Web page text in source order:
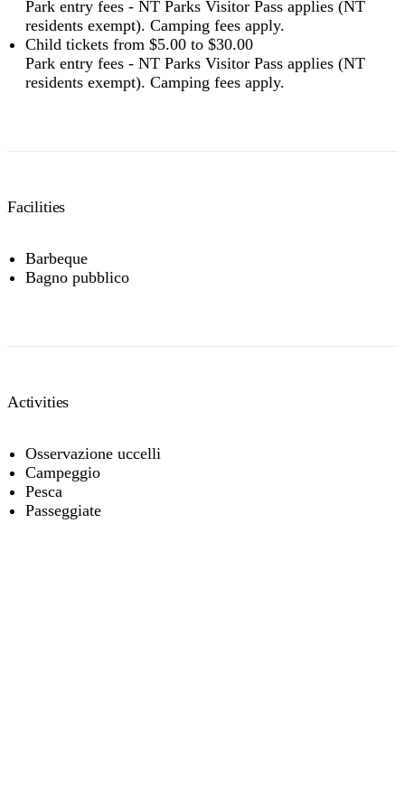
Park entry fees - NT Parks Visitor Pass applies (NT
residents exempt). Camping fees apply.
Child tickets from $5.00 to $30.00
Park entry fees - NT Parks Visitor Pass applies (NT
residents exempt). Camping fees apply.
Facilities
Barbeque
Bagno pubblico
Activities
Osservazione uccelli
Campeggio
Pesca
Passeggiate